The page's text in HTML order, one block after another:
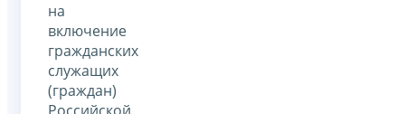
на
включение
гражданских
служащих
(граждан)
Российской